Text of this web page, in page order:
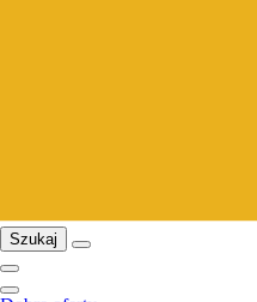
Szukaj